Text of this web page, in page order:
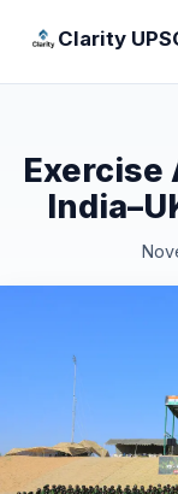
Clarity
Exercise